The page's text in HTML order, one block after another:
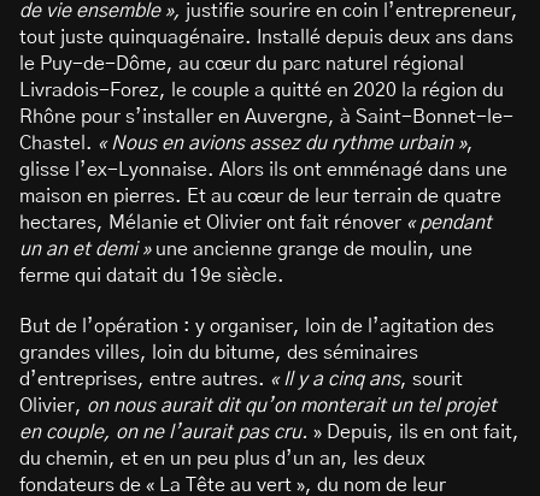
de vie ensemble », justifie sourire en coin l’entrepreneur,
tout juste quinquagénaire. Installé depuis deux ans dans
le Puy-de-Dôme, au cœur du parc naturel régional
Livradois-Forez, le couple a quitté en 2020 la région du
Rhône pour s’installer en Auvergne, à Saint-Bonnet-le-
Chastel. « Nous en avions assez du rythme urbain »,
glisse l’ex-Lyonnaise. Alors ils ont emménagé dans une
maison en pierres. Et au cœur de leur terrain de quatre
hectares, Mélanie et Olivier ont fait rénover « pendant
un an et demi »une ancienne grange de moulin, une
ferme qui datait du 19e siècle.
But de l’opération : y organiser, loin de l’agitation des
grandes villes, loin du bitume, des séminaires
d’entreprises, entre autres. « Il y a cinq ans, sourit
Olivier, on nous aurait dit qu’on monterait un tel projet
en couple, on ne l’aurait pas cru. » Depuis, ils en ont fait,
du chemin, et en un peu plus d’un an, les deux
fondateurs de « La Tête au vert », du nom de leur